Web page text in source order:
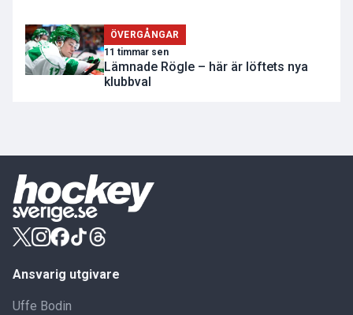
ÖVERGÅNGAR
11 timmar sen
Lämnade Rögle – här är löftets nya
klubbval
Ansvarig utgivare
Uffe Bodin